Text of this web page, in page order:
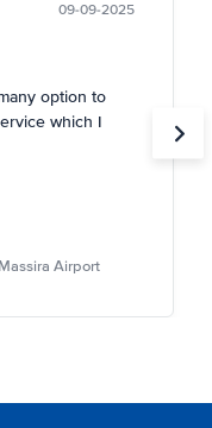
09-09-2025
option to
which I
Airport